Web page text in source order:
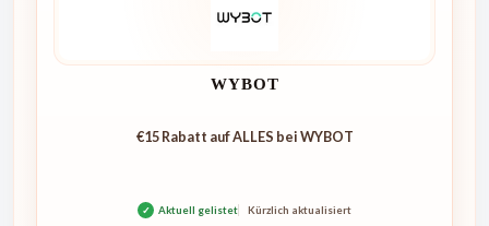
WYBOT
€15 Rabatt auf ALLES bei WYBOT
✓ Aktuell gelistet Kürzlich aktualisiert